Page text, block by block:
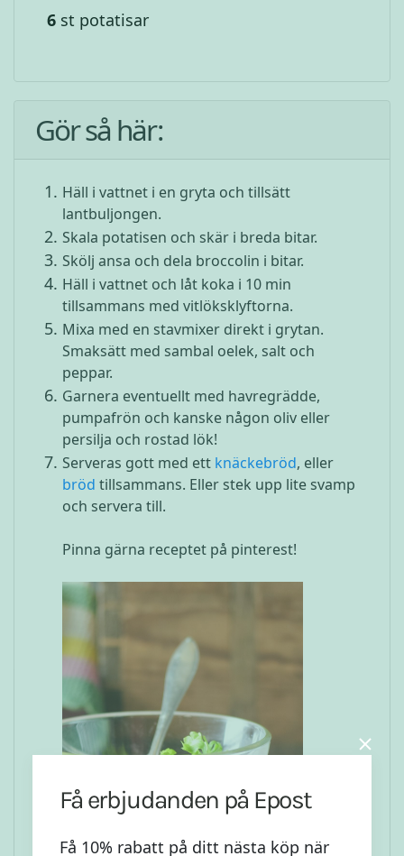
6 st potatisar
Gör så här:
Häll i vattnet i en gryta och tillsätt
lantbuljongen.
Skala potatisen och skär i breda bitar.
Skölj ansa och dela broccolin i bitar.
Häll i vattnet och låt koka i 10 min
tillsammans med vitlöksklyftorna.
Mixa med en stavmixer direkt i grytan.
Smaksätt med sambal oelek, salt och
peppar.
Garnera eventuellt med havregrädde,
pumpafrön och kanske någon oliv eller
persilja och rostad lök!
Serveras gott med ett knäckebröd, eller
bröd tillsammans. Eller stek upp lite svamp
och servera till.
Pinna gärna receptet på pinterest!
Få erbjudanden på Epost
Få 10% rabatt på ditt nästa köp när